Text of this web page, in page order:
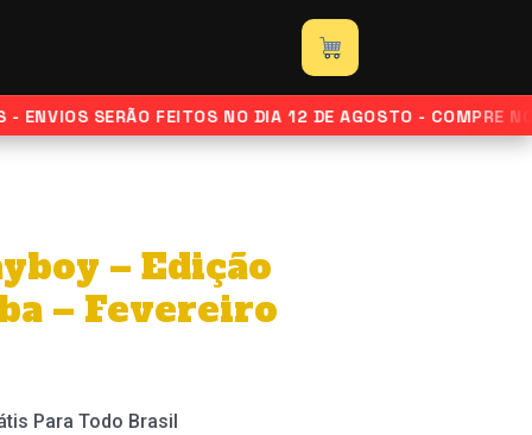
SERÃO FEITOS NO DIA 12 DE AGOSTO - COMPRE
– Edição
– Fevereiro
Para Todo Brasil
Borba
–
quantidade